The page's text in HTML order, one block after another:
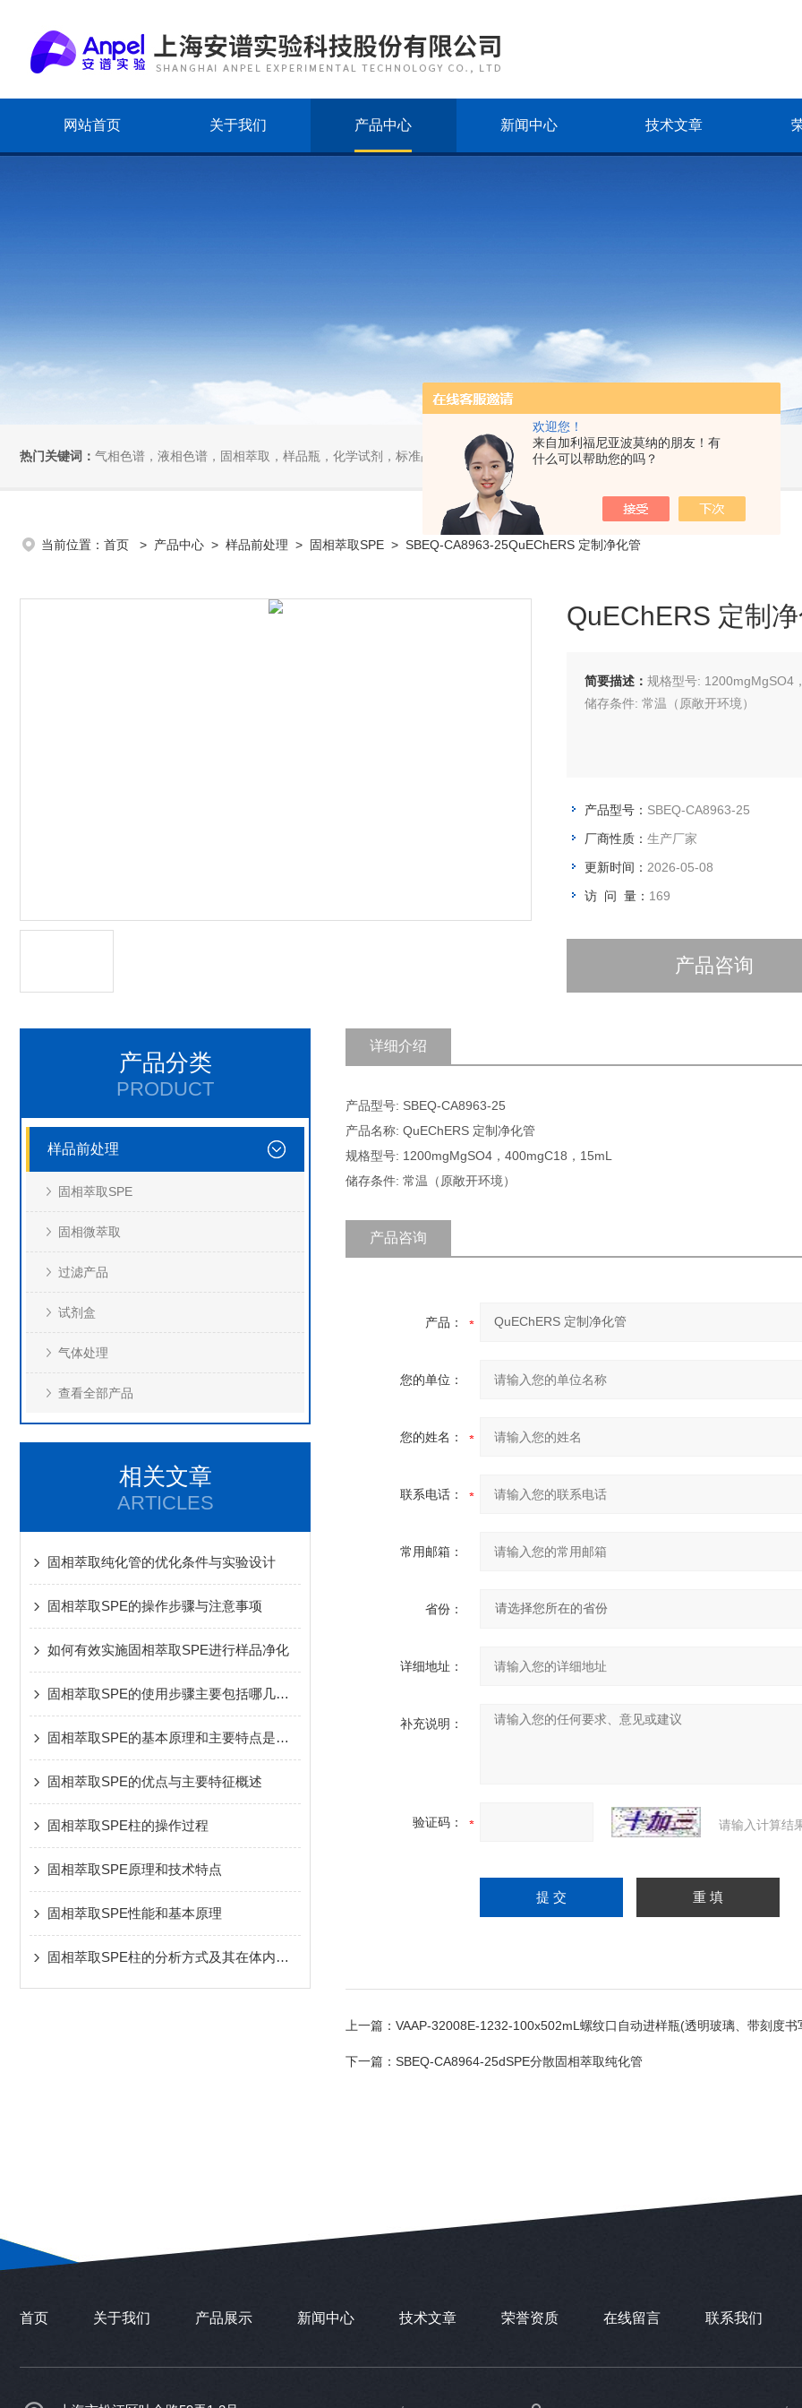
欢迎您！
来自加利福尼亚波莫纳的朋友！有
什么可以帮助您的吗？
网站首页 关于我们 产品中心 新闻中心 技术文章
热门关键词： 气相色谱，液相色谱，固相萃取，样品瓶，化学试剂，标准品，小型仪器
当前位置： 首页 > 产品中心 > 样品前处理 > 固相萃取SPE > SBEQ-CA8963-25QuEChERS 定制净化管
QuEChERS 定制
简要描述： 规格型号: 1200mgMgSO4
储存条件: 常温（原敞开环境）
产品型号： SBEQ-CA8963-25
厂商性质： 生产厂家
更新时间： 2026-05-08
访 问 量： 169
产品咨询
产品分类
PRODUCT
样品前处理
固相萃取SPE
固相微萃取
过滤产品
试剂盒
气体处理
查看全部产品
相关文章
ARTICLES
固相萃取纯化管的优化条件与实验设计
固相萃取SPE的操作步骤与注意事项
如何有效实施固相萃取SPE进行样品净化
固相萃取SPE的使用步骤主要包括哪几个？
固相萃取SPE的基本原理和主要特点是怎样的
固相萃取SPE的优点与主要特征概述
固相萃取SPE柱的操作过程
固相萃取SPE原理和技术特点
固相萃取SPE性能和基本原理
固相萃取SPE柱的分析方式及其在体内药物分析中的应用
详细介绍
产品型号: SBEQ-CA8963-25
产品名称: QuEChERS 定制净化管
规格型号: 1200mgMgSO4，400mgC18，15mL
储存条件: 常温（原敞开环境）
产品咨询
产品：
您的单位：
您的姓名：
联系电话：
常用邮箱：
省份：
详细地址：
补充说明：
验证码： 请输入计算结
上一篇： VAAP-32008E-1232-100x502mL螺纹口自动进样瓶(透明玻璃、带刻度书
下一篇： SBEQ-CA8964-25dSPE分散固相萃取纯化管
首页 关于我们 产品展示 新闻中心 技术文章 荣誉资质 在线留言 联系我们